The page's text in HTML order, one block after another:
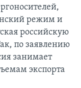
режим и
российскую
по заявлению
занимает
экспорта